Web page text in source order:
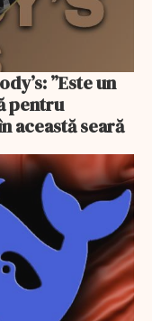
”Este un
pentru
această seară